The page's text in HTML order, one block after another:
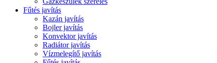
Fűtés javítás
Kazán javítás
Bojler javítás
Konvektor javítás
Radiátor javítás
Vízmelegítő javítás